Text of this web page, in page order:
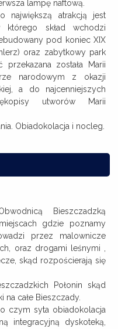
lampę naftową.
największą atrakcją jest
którego skład wchodzi
pod koniec XIX
oraz zabytkowy park
przekazana została Marii
narodowym z okazji
a do najcenniejszych
utworów Marii
Obiadokolacja i nocleg.
Bieszczadzką
gdzie poznamy
przez malownicze
oraz drogami leśnymi ,
skąd rozpościerają się
Połonin skąd
całe Bieszczady.
czym syta obiadokolacja
integracyjną dyskoteką,